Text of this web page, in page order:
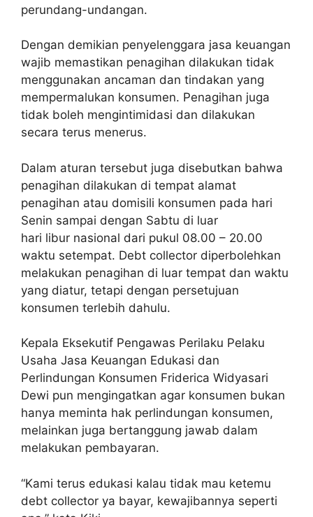
perundang-undangan.
Dengan demikian penyelenggara jasa keuangan
wajib memastikan penagihan dilakukan tidak
menggunakan ancaman dan tindakan yang
mempermalukan konsumen. Penagihan juga
tidak boleh mengintimidasi dan dilakukan
secara terus menerus.
Dalam aturan tersebut juga disebutkan bahwa
penagihan dilakukan di tempat alamat
penagihan atau domisili konsumen pada hari
Senin sampai dengan Sabtu di luar
hari libur nasional dari pukul 08.00 – 20.00
waktu setempat. Debt collector diperbolehkan
melakukan penagihan di luar tempat dan waktu
yang diatur, tetapi dengan persetujuan
konsumen terlebih dahulu.
Kepala Eksekutif Pengawas Perilaku Pelaku
Usaha Jasa Keuangan Edukasi dan
Perlindungan Konsumen Friderica Widyasari
Dewi pun mengingatkan agar konsumen bukan
hanya meminta hak perlindungan konsumen,
melainkan juga bertanggung jawab dalam
melakukan pembayaran.
“Kami terus edukasi kalau tidak mau ketemu
debt collector ya bayar, kewajibannya seperti